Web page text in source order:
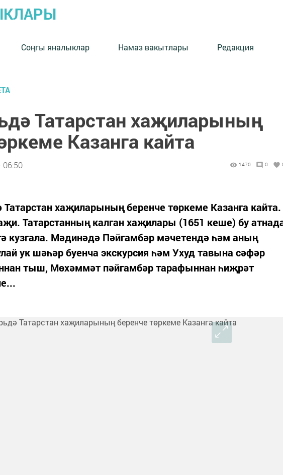
Соңгы яналыклар Намаз вакытлары Редакция
Татарстан хаҗиларының
Казанга кайта
06:50 1470 0
Татарстан хаҗиларының беренче төркеме Казанга кайта.
Татарстанның калган хаҗилары (1651 кеше) бу
кузгала. Мәдинәдә Пәйгамбәр мәчетендә һәм аның
ук шәһәр буенча экскурсия һәм Ухуд тавына сәфәр
тыш, Мөхәммәт пәйгамбәр тарафыннан һиҗрәт